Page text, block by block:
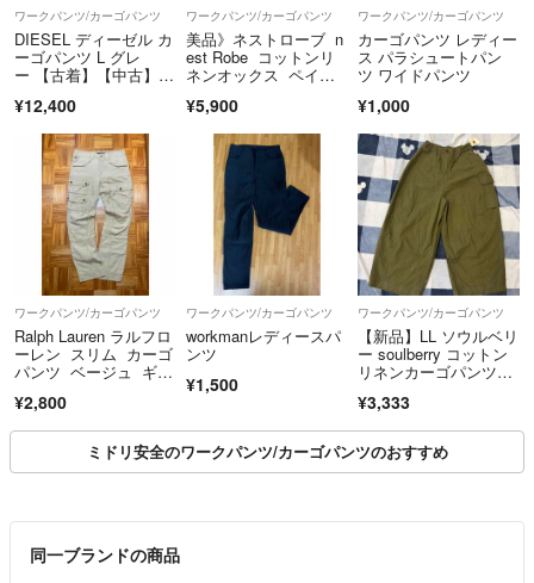
ワークパンツ/カーゴパンツ
DIESEL ディーゼル カ
ーゴパンツ L グレ
ー 【古着】【中古】
¥12,400
ワークパンツ/カーゴパンツ
美品》ネストローブ n
est Robe コットンリ
ネンオックス ペイン
カーキ シンチバッ
ク 5ポケット
¥5,900
ワークパンツ/カーゴパンツ
カーゴパンツ レディー
ス パラシュートパン
ツ ワイドパンツ
¥1,000
ワークパンツ/カーゴパンツ
Ralph Lauren ラルフロ
ーレン スリム カーゴ
パンツ ベージュ ギャ
¥2,800
ワークパンツ/カーゴパンツ
workmanレディースパ
ンツ
¥1,500
ワークパンツ/カーゴパンツ
【新品】LL ソウルベリ
ー soulberry コットン
リネンカーゴパンツワ
¥3,333
ミドリ安全のワークパンツ/カーゴパンツのおすすめ
同一ブランドの商品